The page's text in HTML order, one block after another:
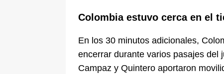
Colombia estuvo cerca en el
En los 30 minutos adicionales,
encerrar durante varios pasajes del
Campaz y Quintero aportaron